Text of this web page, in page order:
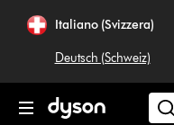
navigazioneItaliano (Svizzera)
Deutsch (Schweiz)